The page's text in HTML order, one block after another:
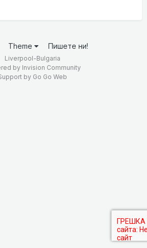
Theme Пишете ни!
Liverpool-Bulgaria
by Invision Community
by Go Go Web